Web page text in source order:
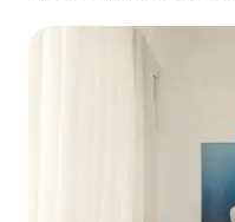
salon / chambre